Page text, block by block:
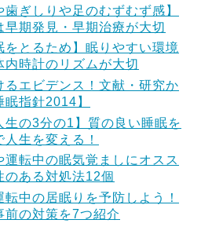
歯ぎしりや足のむずむず感】
早期発見・早期治療が大切
をとるため】眠りやすい環境
内時計のリズムが大切
るエビデンス！文献・研究か
眠指針2014】
生の3分の1】質の良い睡眠を
人生を変える！
運転中の眠気覚ましにオスス
のある対処法12個
転中の居眠りを予防しよう！
前の対策を7つ紹介